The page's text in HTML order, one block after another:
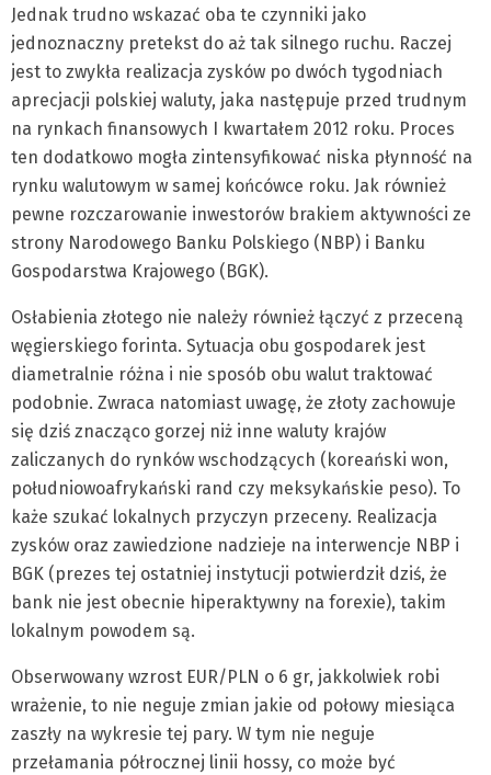
Jednak trudno wskazać oba te czynniki jako
jednoznaczny pretekst do aż tak silnego ruchu. Raczej
jest to zwykła realizacja zysków po dwóch tygodniach
aprecjacji polskiej waluty, jaka następuje przed trudnym
na rynkach finansowych I kwartałem 2012 roku. Proces
ten dodatkowo mogła zintensyfikować niska płynność na
rynku walutowym w samej końcówce roku. Jak również
pewne rozczarowanie inwestorów brakiem aktywności ze
strony Narodowego Banku Polskiego (NBP) i Banku
Gospodarstwa Krajowego (BGK).
Osłabienia złotego nie należy również łączyć z przeceną
węgierskiego forinta. Sytuacja obu gospodarek jest
diametralnie różna i nie sposób obu walut traktować
podobnie. Zwraca natomiast uwagę, że złoty zachowuje
się dziś znacząco gorzej niż inne waluty krajów
zaliczanych do rynków wschodzących (koreański won,
południowoafrykański rand czy meksykańskie peso). To
każe szukać lokalnych przyczyn przeceny. Realizacja
zysków oraz zawiedzione nadzieje na interwencje NBP i
BGK (prezes tej ostatniej instytucji potwierdził dziś, że
bank nie jest obecnie hiperaktywny na forexie), takim
lokalnym powodem są.
Obserwowany wzrost EUR/PLN o 6 gr, jakkolwiek robi
wrażenie, to nie neguje zmian jakie od połowy miesiąca
zaszły na wykresie tej pary. W tym nie neguje
przełamania półrocznej linii hossy, co może być